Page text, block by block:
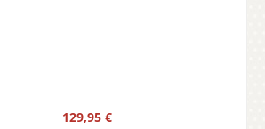
Regulärer Preis:
129,95 €